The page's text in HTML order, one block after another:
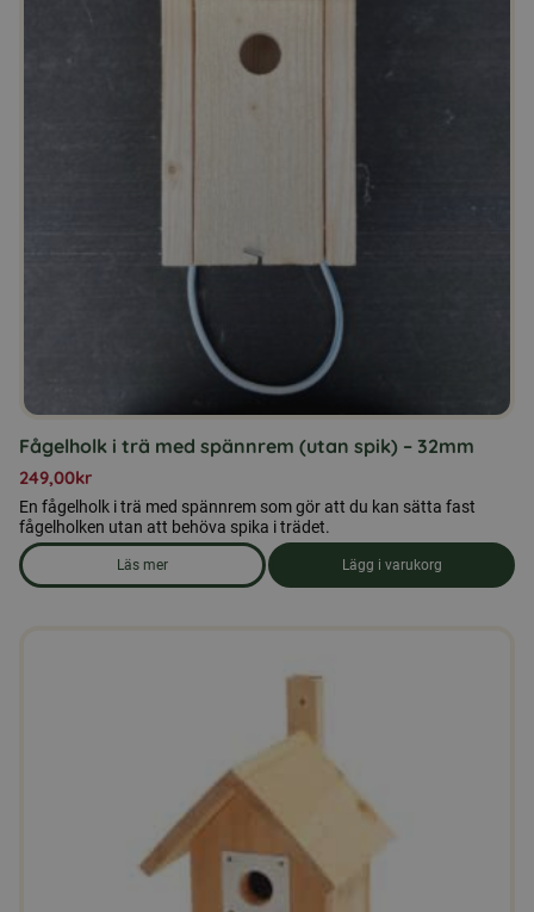
Fågelholk i trä med spännrem (utan spik) – 32mm
249,00kr
En fågelholk i trä med spännrem som gör att du kan sätta fast
fågelholken utan att behöva spika i trädet.
Läs mer
om produkten Fågelholk i trä med spännrem (utan spik) -
Lägg i varukorg